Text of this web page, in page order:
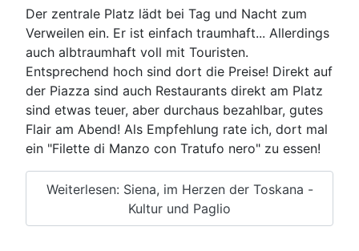
Der zentrale Platz lädt bei Tag und Nacht zum
Verweilen ein. Er ist einfach traumhaft... Allerdings
auch albtraumhaft voll mit Touristen.
Entsprechend hoch sind dort die Preise! Direkt auf
der Piazza sind auch Restaurants direkt am Platz
sind etwas teuer, aber durchaus bezahlbar, gutes
Flair am Abend! Als Empfehlung rate ich, dort mal
ein "Filette di Manzo con Tratufo nero" zu essen!
Weiterlesen: Siena, im Herzen der Toskana -
Kultur und Paglio